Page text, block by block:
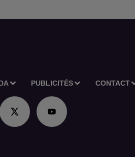
PUBLICITÉS CONTACT